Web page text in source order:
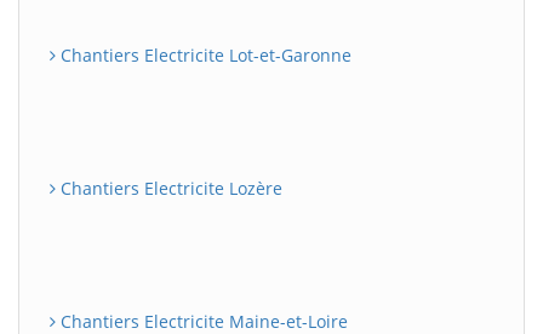
Chantiers Electricite Lot-et-Garonne
Chantiers Electricite Lozère
Chantiers Electricite Maine-et-Loire